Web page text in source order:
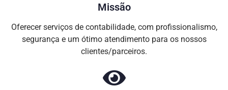
Missão
Oferecer serviços de contabilidade, com profissionalismo,
segurança e um ótimo atendimento para os nossos
clientes/parceiros.